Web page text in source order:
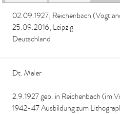
02.09.1927, Reichenbach
25.09.2016, Leipzig
Deutschland
Dt. Maler
2.9.1927 geb. in Reichenbach (im
1942-47 Ausbildung zum